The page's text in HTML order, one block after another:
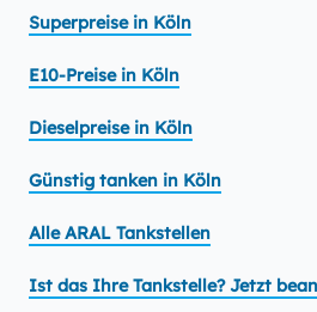
Superpreise in Köln
E10-Preise in Köln
Dieselpreise in Köln
Günstig tanken in Köln
Alle ARAL Tankstellen
Ist das Ihre Tankstelle? Jetzt